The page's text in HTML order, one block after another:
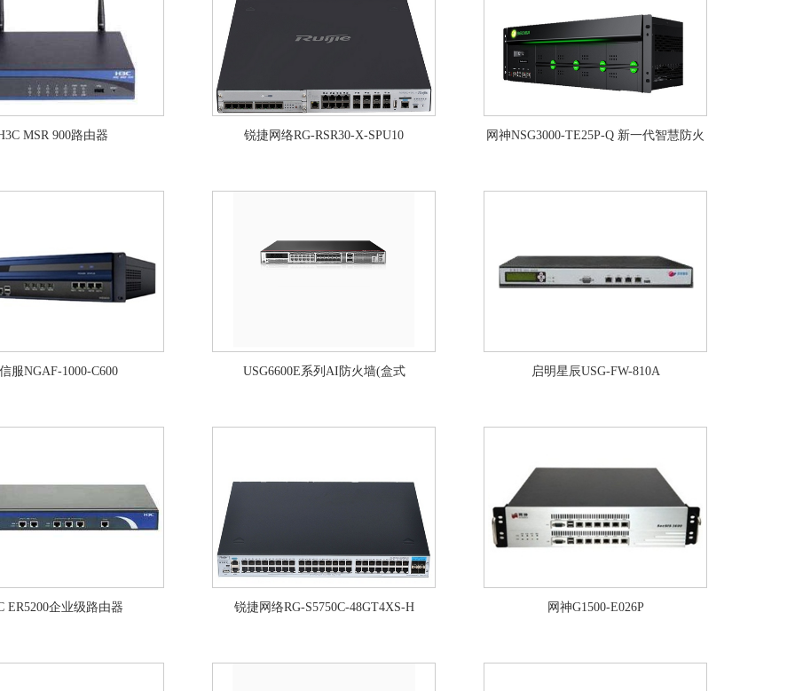
MSR 900路由器 锐捷网络RG-RSR30-X-SPU10 网神NSG3000-TE25P-Q 新一代智慧防火
服NGAF-1000-C600 USG6600E系列AI防火墙(盒式 启明星辰USG-FW-810A
ER5200企业级路由器 锐捷网络RG-S5750C-48GT4XS-H 网神G1500-E026P